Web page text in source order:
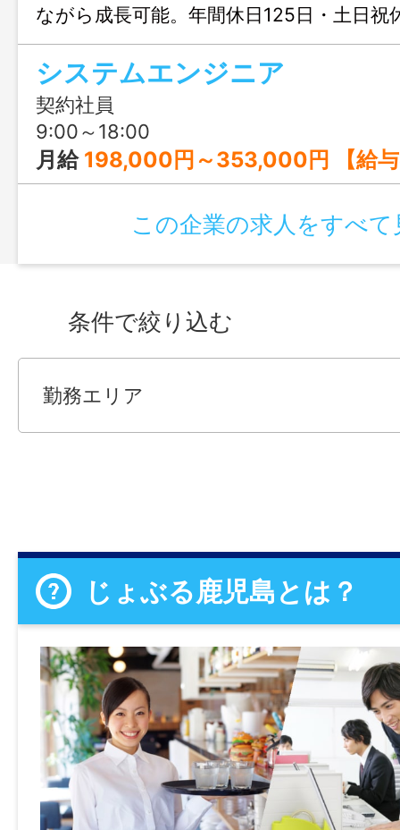
ながら成長可能。年間休日125日・土日祝
く、服装自由や社内Barなど自由な社風も
開発やWebサービス営業に興味がある方
システムエンジニア
契約社員
9:00～18:00
月給 198,000円～353,000円 【給与の内訳】 基本給：180,000円～325,000円 住宅手当：
この企業の求人をすべて
条件で絞り込む
勤務エリア
じょぶる鹿児島とは？